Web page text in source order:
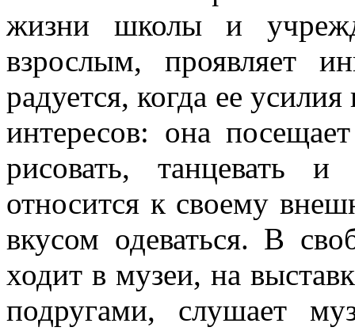
жизни школы и
взрослым, проявляет
радуется, когда ее
интересов: она
рисовать, танцевать
относится к своему
вкусом одеваться. В
ходит в музеи, на
подругами, слушает